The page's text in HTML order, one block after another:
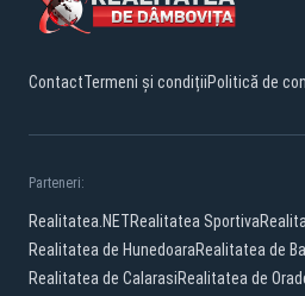
ContactTermeni și condițiiPolitică de
Parteneri:
Realitatea.NETRealitatea Sportiva
Realitatea de HunedoaraRealitatea de
Realitatea de CalarasiRealitatea de